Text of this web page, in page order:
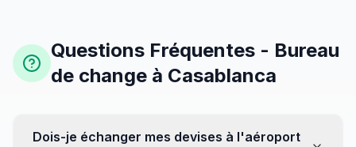
Questions Fréquentes - Bureau
de change à Casablanca
Dois-je échanger mes devises à l'aéroport